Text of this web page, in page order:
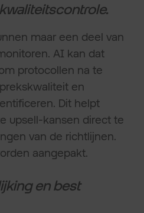
maar een deel van
AI kan dat
protocollen na te
en
Dit helpt
upsell-kansen direct te
van de richtlijnen.
aangepakt.
en best